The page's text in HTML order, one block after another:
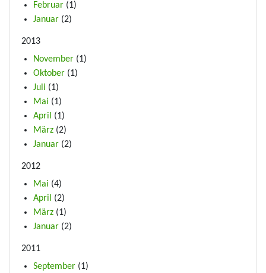
Februar (1)
Januar (2)
2013
November (1)
Oktober (1)
Juli (1)
Mai (1)
April
(1)
März (2)
Januar (2)
2012
Mai (4)
April
(2)
März (1)
Januar (2)
2011
September (1)